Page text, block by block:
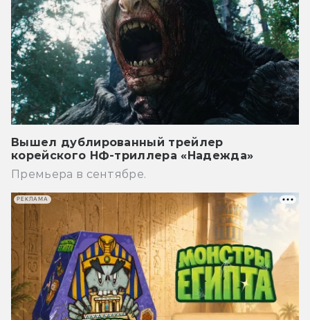
Вышел дублированный трейлер
корейского НФ-триллера «Надежда»
Премьера в сентябре.
РЕКЛАМА